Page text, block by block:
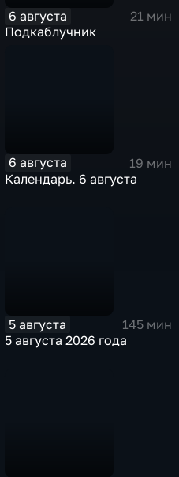
6 августа
21 мин
Подкаблучник
6 августа
19 мин
Календарь. 6 августа
5 августа
145 мин
5 августа 2026 года